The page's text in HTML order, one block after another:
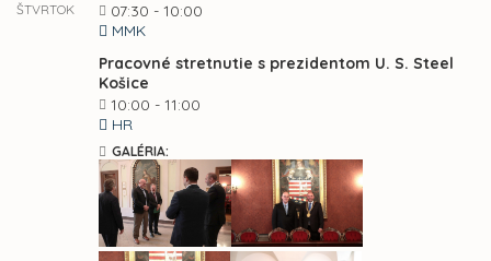
ŠTVRTOK
07:30 - 10:00
MMK
Pracovné stretnutie s prezidentom U. S. Steel
Košice
10:00 - 11:00
HR
GALÉRIA: